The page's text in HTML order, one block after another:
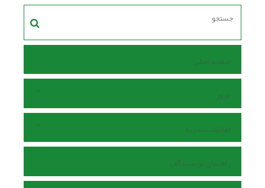
صفحه اصلی
مرور
اطلاعات نشریه
راهنمای نویسندگان